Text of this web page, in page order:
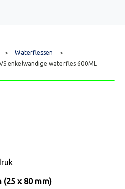
> Waterflessen >
enkelwandige waterfles 600ML
x 80 mm)